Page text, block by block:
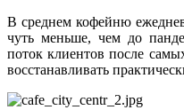
В среднем кофейню
чуть меньше, чем до
поток клиентов после
восстанавливать